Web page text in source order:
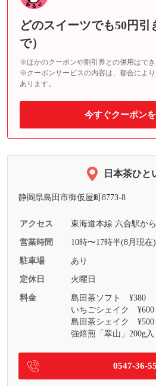
どのスイーツでも50円引
で）
※ほかのクーポンや割引券との併用はでき
※クーポンサービスの内容は、都合によ
あります。
今すぐクーポンを
日本茶ひと
静岡県島田市御仮屋町8773-8
アクセス 東海道本線 六合駅か
営業時間 10時〜17時半(8月現在)
駐車場 あり
定休日 火曜日
料金
島田茶ソフト ¥380
いちごシェイク ¥600
島田茶シェイク ¥500
強焙煎「翠山」200g
0547-36-